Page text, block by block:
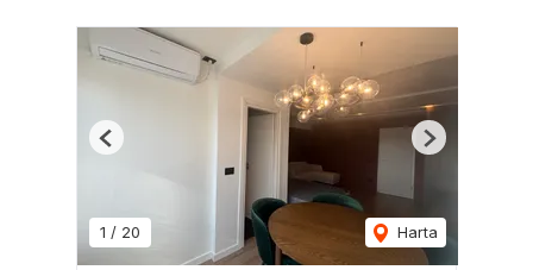
1 / 20 Harta
Previous Next